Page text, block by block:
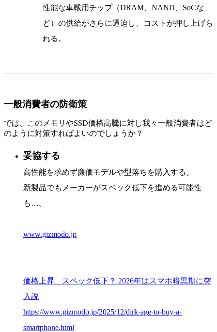
性能な車載用チップ（DRAM、NAND、SoCな
ど）の供給がさらに逼迫し、コストが押し上げら
れる。
一般消費者の防衛策
では、このメモリやSSD価格高騰に対し我々一般消費者はど
のように対策すればよいのでしょうか？
妥協する
高性能を求めず廉価モデルや型落ちを購入する。
新製品でもメーカーがスペック低下を進める可能性
も…。
www.gizmodo.jp
価格上昇、スペック低下？ 2026年はスマホ暗黒期に突
入説
https://www.gizmodo.jp/2025/12/dirk-age-to-buy-a-
smartphone.html